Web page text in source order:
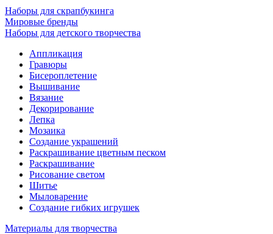
Наборы для скрапбукинга
Мировые бренды
Наборы для детского творчества
Аппликация
Гравюры
Бисероплетение
Вышивание
Вязание
Декорирование
Лепка
Мозаика
Создание украшений
Раскрашивание цветным песком
Раскрашивание
Рисование светом
Шитье
Мыловарение
Создание гибких игрушек
Материалы для творчества